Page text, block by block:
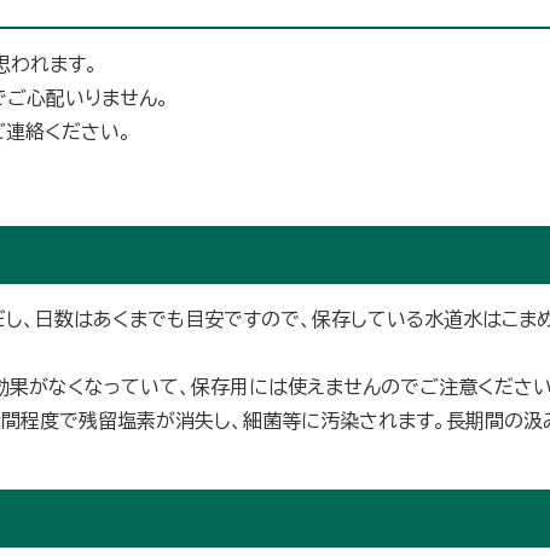
れます。
心配いりません。
絡ください。
日数はあくまでも目安ですので、保存している水道水はこま
がなくなっていて、保存用には使えませんのでご注意ください
程度で残留塩素が消失し、細菌等に汚染されます。長期間の